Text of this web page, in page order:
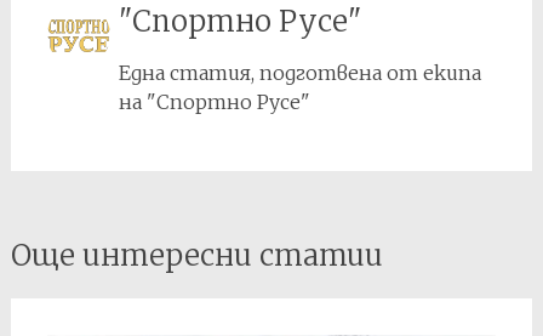
"Спортно Русе"
Една статия, подготвена от екипа
на "Спортно Русе"
Post
navigation
Още интересни статии